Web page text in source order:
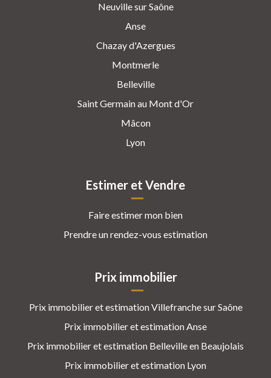
Neuville sur Saône
Anse
Chazay d'Azergues
Montmerle
Belleville
Saint Germain au Mont d'Or
Mâcon
Lyon
Estimer et Vendre
Faire estimer mon bien
Prendre un rendez-vous estimation
Prix immobilier
Prix immobilier et estimation Villefranche sur Saône
Prix immobilier et estimation Anse
Prix immobilier et estimation Belleville en Beaujolais
Prix immobilier et estimation Lyon